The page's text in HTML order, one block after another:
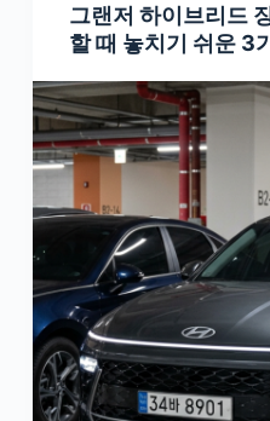
그랜저 하이브리드
할 때 놓치기 쉬운 3